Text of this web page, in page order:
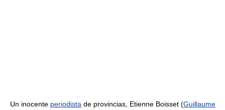
Un inocente periodista de provincias, Etienne Boisset (Guillaume